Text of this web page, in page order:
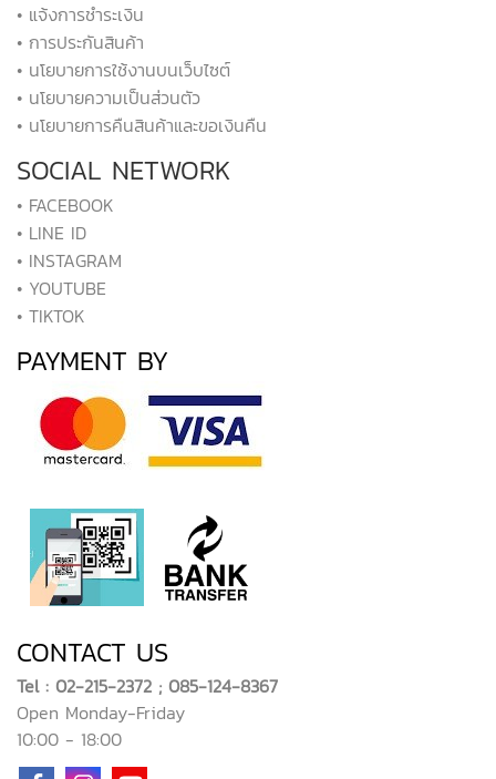
• แจ้งการชำระเงิน
• การประกันสินค้า
• นโยบายการใช้งานบนเว็บไซต์
• นโยบายความเป็นส่วนตัว
• นโยบายการคืนสินค้าและขอเงินคืน
SOCIAL NETWORK
• FACEBOOK
• LINE ID
• INSTAGRAM
• YOUTUBE
• TIKTOK
PAYMENT BY
CONTACT US
Tel : 02-215-2372 ; 085-124-8367
Open Monday-Friday
10:00 - 18:00